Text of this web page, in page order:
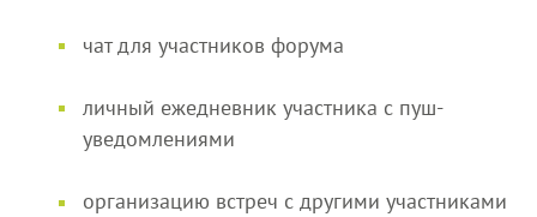
чат для участников форума
личный ежедневник участника с пуш-
уведомлениями
организацию встреч с другими участниками